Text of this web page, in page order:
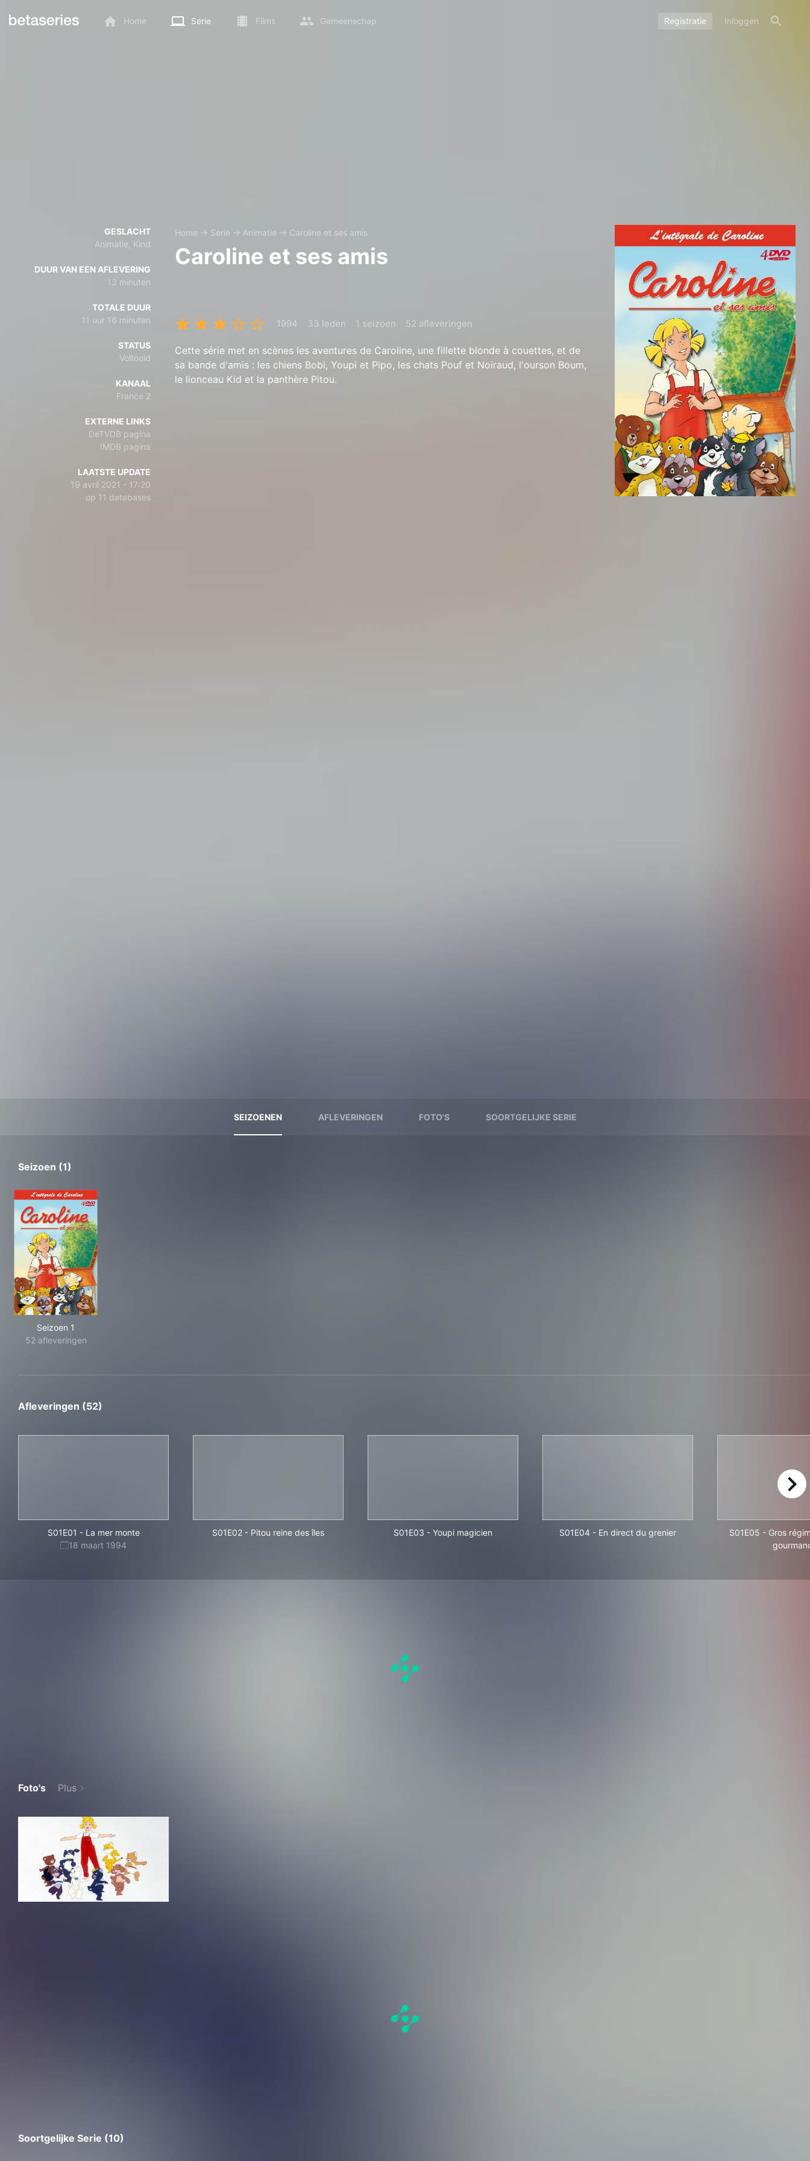
Home Serie Films Gemeenschap Registratie Inloggen
GESLACHT
Animatie, Kind
DUUR VAN EEN AFLEVERING
13 minuten
TOTALE DUUR
11 uur 16 minuten
STATUS
Voltooid
KANAAL
France 2
EXTERNE LINKS
DeTVDB pagina
IMDB pagina
LAATSTE UPDATE
19 avril 2021 - 17:20
op 11 databases
Home → Serie → Animatie → Caroline et ses amis
Caroline et ses amis
1994 33 leden 1 seizoen 52 afleveringen
Cette série met en scènes les aventures de Caroline, une fillette blonde à couettes, et de
sa bande d'amis : les chiens Bobi, Youpi et Pipo, les chats Pouf et Noiraud, l'ourson Boum,
le lionceau Kid et la panthère Pitou.
SEIZOENEN AFLEVERINGEN FOTO'S SOORTGELIJKE SERIE
Seizoen (1)
Seizoen 1
52 afleveringen
Afleveringen (52)
S01E01 - La mer monte
18 maart 1994
S01E02 - Pitou reine des îles S01E03 - Youpi magicien S01E04 - En direct du grenier S01E05 - Gros
right
Foto's Plus
Soortgelijke Serie (10)